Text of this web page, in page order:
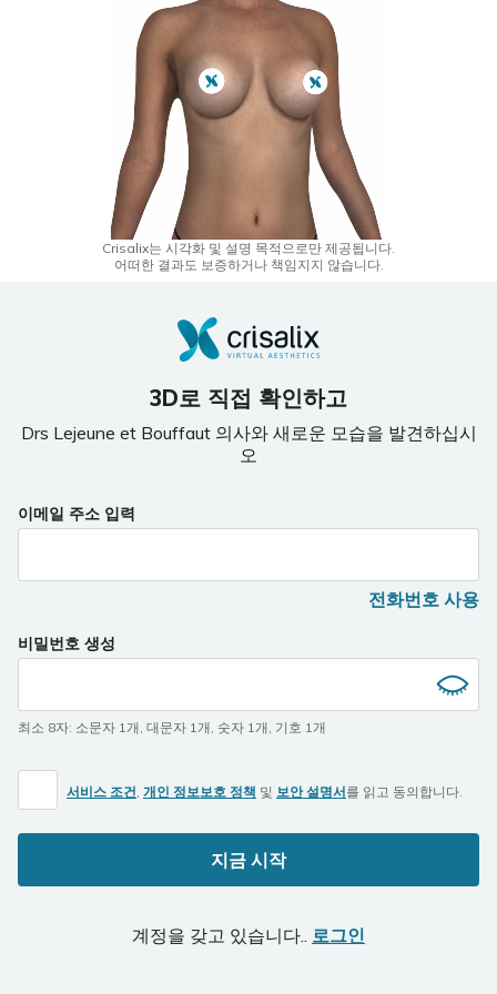
Crisalix는 시각화 및 설명 목적으로만 제공됩니다.
어떠한 결과도 보증하거나 책임지지 않습니다.
3D로 직접 확인하고
Drs Lejeune et Bouffaut 의사와 새로운 모습을 발견하십시
오
이메일 주소 입력
전화번호 사용
비밀번호 생성
최소 8자: 소문자 1개, 대문자 1개, 숫자 1개, 기호 1개
서비스 조건 개인 정보보호 정책 및 보안 설명서를 읽고 동의합니다.
지금 시작
계정을 갖고 있습니다.. 로그인